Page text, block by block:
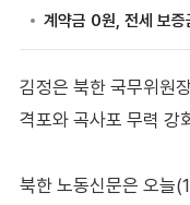
김정은 북한 국무위원
격포와 곡사포 무력 강
북한 노동신문은 오늘